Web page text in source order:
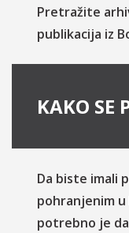
Pretražite
publikacija iz
KAKO SE
Da biste imali
pohranjenim u
potrebno je